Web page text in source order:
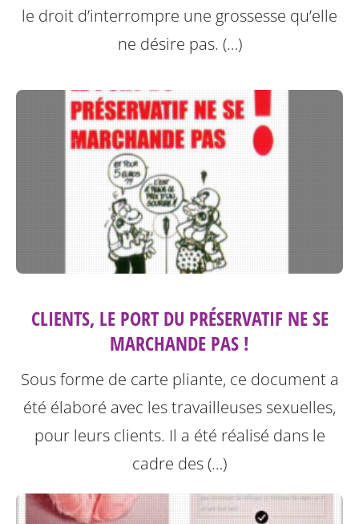
le droit d’interrompre une grossesse qu’elle
ne désire pas. (…)
CLIENTS, LE PORT DU PRÉSERVATIF NE SE
MARCHANDE PAS !
Sous forme de carte pliante, ce document a
été élaboré avec les travailleuses sexuelles,
pour leurs clients. Il a été réalisé dans le
cadre des (…)